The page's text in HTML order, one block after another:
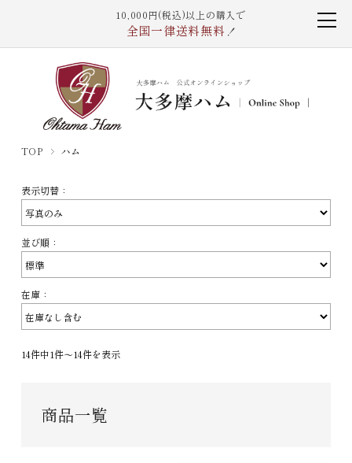
10,000円(税込)以上の購入で
全国一律送料無料 ！
TOP ハム
表示切替：
並び順：
在庫：
14件中1件〜14件を表示
商品一覧